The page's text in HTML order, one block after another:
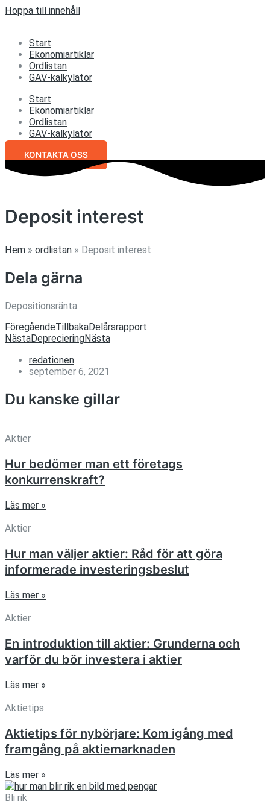
Hoppa till innehåll
Start
Ekonomiartiklar
Ordlistan
GAV-kalkylator
Start
Ekonomiartiklar
Ordlistan
GAV-kalkylator
KONTAKTA OSS
Deposit interest
Hem » ordlistan » Deposit interest
Dela gärna
Depositionsränta.
FöregåendeTillbakaDelårsrapport
NästaDeprecieringNästa
redationen
september 6, 2021
Du kanske gillar
Aktier
Hur bedömer man ett företags
konkurrenskraft?
Läs mer »
Aktier
Hur man väljer aktier: Råd för att göra
informerade investeringsbeslut
Läs mer »
Aktier
En introduktion till aktier: Grunderna och
varför du bör investera i aktier
Läs mer »
Aktietips
Aktietips för nybörjare: Kom igång med
framgång på aktiemarknaden
Läs mer »
Bli rik